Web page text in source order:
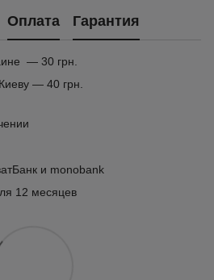
Оплата Гарантия
— 30 грн.
— 40 грн.
и monobank
12 месяцев